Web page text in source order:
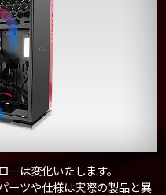
は変化いたします。
ーツや仕様は実際の製品と異